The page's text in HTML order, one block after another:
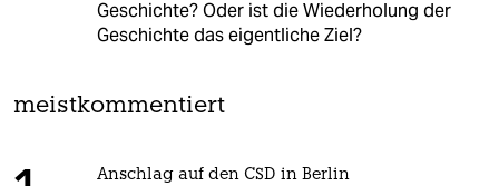
Geschichte? Oder ist die Wiederholung der
Geschichte das eigentliche Ziel?
meistkommentiert
Anschlag auf den CSD in Berlin